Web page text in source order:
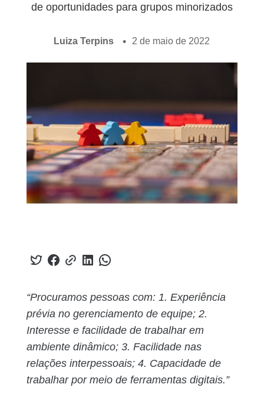
de oportunidades para grupos minorizados
Luiza Terpins 2 de maio de 2022
“Procuramos pessoas com: 1. Experiência
prévia no gerenciamento de equipe; 2.
Interesse e facilidade de trabalhar em
ambiente dinâmico; 3. Facilidade nas
relações interpessoais; 4. Capacidade de
trabalhar por meio de ferramentas digitais.”